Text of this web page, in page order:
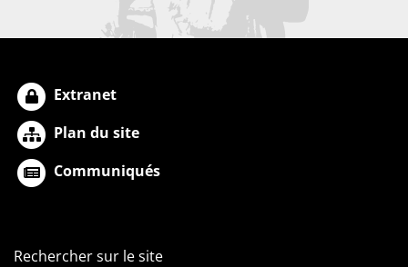
Extranet
Plan du site
Communiqués
Rechercher sur le site